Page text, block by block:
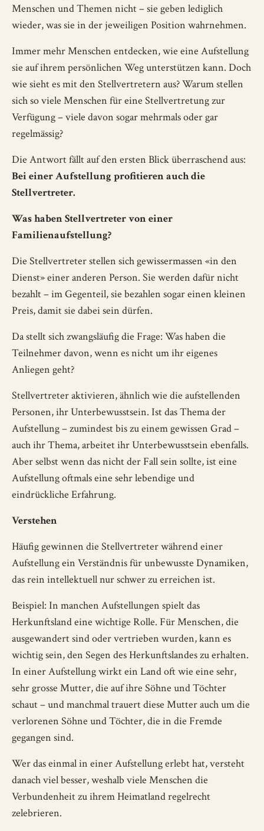
Menschen und Themen nicht – sie geben lediglich
wieder, was sie in der jeweiligen Position wahrnehmen.
Immer mehr Menschen entdecken, wie eine Aufstellung
sie auf ihrem persönlichen Weg unterstützen kann. Doch
wie sieht es mit den Stellvertretern aus? Warum stellen
sich so viele Menschen für eine Stellvertretung zur
Verfügung – viele davon sogar mehrmals oder gar
regelmässig?
Die Antwort fällt auf den ersten Blick überraschend aus:
Bei einer Aufstellung profitieren auch die
Stellvertreter.
Was haben Stellvertreter von einer
Familienaufstellung?
Die Stellvertreter stellen sich gewissermassen «in den
Dienst» einer anderen Person. Sie werden dafür nicht
bezahlt – im Gegenteil, sie bezahlen sogar einen kleinen
Preis, damit sie dabei sein dürfen.
Da stellt sich zwangsläufig die Frage: Was haben die
Teilnehmer davon, wenn es nicht um ihr eigenes
Anliegen geht?
Stellvertreter aktivieren, ähnlich wie die aufstellenden
Personen, ihr Unterbewusstsein. Ist das Thema der
Aufstellung – zumindest bis zu einem gewissen Grad –
auch ihr Thema, arbeitet ihr Unterbewusstsein ebenfalls.
Aber selbst wenn das nicht der Fall sein sollte, ist eine
Aufstellung oftmals eine sehr lebendige und
eindrückliche Erfahrung.
Verstehen
Häufig gewinnen die Stellvertreter während einer
Aufstellung ein Verständnis für unbewusste Dynamiken,
das rein intellektuell nur schwer zu erreichen ist.
Beispiel: In manchen Aufstellungen spielt das
Herkunftsland eine wichtige Rolle. Für Menschen, die
ausgewandert sind oder vertrieben wurden, kann es
wichtig sein, den Segen des Herkunftslandes zu erhalten.
In einer Aufstellung wirkt ein Land oft wie eine sehr,
sehr grosse Mutter, die auf ihre Söhne und Töchter
schaut – und manchmal trauert diese Mutter auch um die
verlorenen Söhne und Töchter, die in die Fremde
gegangen sind.
Wer das einmal in einer Aufstellung erlebt hat, versteht
danach viel besser, weshalb viele Menschen die
Verbundenheit zu ihrem Heimatland regelrecht
zelebrieren.